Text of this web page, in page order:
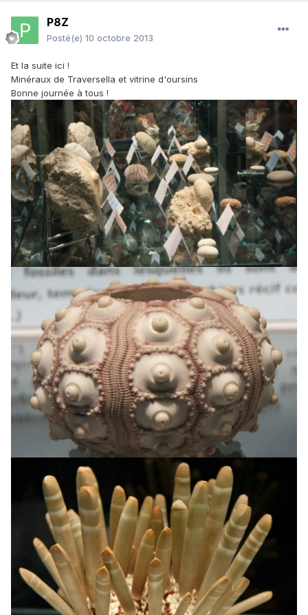
P8Z
Posté(e) 10 octobre 2013
Et la suite ici !
Minéraux de Traversella et vitrine d'oursins
Bonne journée à tous !